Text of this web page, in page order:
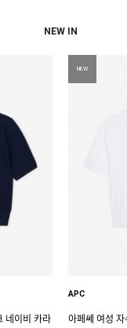
NEW IN
네이비 카라
NEW
APC
아페쎄 여성